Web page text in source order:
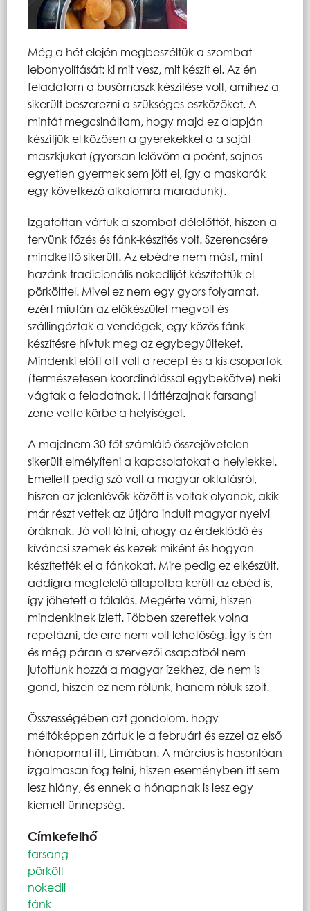
Még a hét elején megbeszéltük a szombat
lebonyolítását: ki mit vesz, mit készít el. Az én
feladatom a busómaszk készítése volt, amihez a
sikerült beszerezni a szükséges eszközöket. A
mintát megcsináltam, hogy majd ez alapján
készítjük el közösen a gyerekekkel a a saját
maszkjukat (gyorsan lelövöm a poént, sajnos
egyetlen gyermek sem jött el, így a maskarák
egy következő alkalomra maradunk).
Izgatottan vártuk a szombat délelőttöt, hiszen a
tervünk főzés és fánk-készítés volt. Szerencsére
mindkettő sikerült. Az ebédre nem mást, mint
hazánk tradicionális nokedlijét készítettük el
pörkölttel. Mivel ez nem egy gyors folyamat,
ezért miután az előkészület megvolt és
szállingóztak a vendégek, egy közös fánk-
készítésre hívtuk meg az egybegyűlteket.
Mindenki előtt ott volt a recept és a kis csoportok
(természetesen koordinálással egybekötve) neki
vágtak a feladatnak. Háttérzajnak farsangi
zene vette körbe a helyiséget.
A majdnem 30 főt számláló összejövetelen
sikerült elmélyíteni a kapcsolatokat a helyiekkel.
Emellett pedig szó volt a magyar oktatásról,
hiszen az jelenlévők között is voltak olyanok, akik
már részt vettek az útjára indult magyar nyelvi
óráknak. Jó volt látni, ahogy az érdeklődő és
kíváncsi szemek és kezek miként és hogyan
készítették el a fánkokat. Mire pedig ez elkészült,
addigra megfelelő állapotba került az ebéd is,
így jöhetett a tálalás. Megérte várni, hiszen
mindenkinek ízlett. Többen szerettek volna
repetázni, de erre nem volt lehetőség. Így is én
és még páran a szervezői csapatból nem
jutottunk hozzá a magyar ízekhez, de nem is
gond, hiszen ez nem rólunk, hanem róluk szolt.
Összességében azt gondolom. hogy
méltóképpen zártuk le a februárt és ezzel az első
hónapomat itt, Limában. A március is hasonlóan
izgalmasan fog telni, hiszen eseményben itt sem
lesz hiány, és ennek a hónapnak is lesz egy
kiemelt ünnepség.
Címkefelhő
farsang
pörkölt
nokedli
fánk